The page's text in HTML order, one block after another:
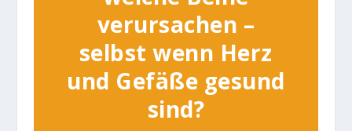
verursachen –
selbst wenn Herz
und Gefäße gesund
sind?